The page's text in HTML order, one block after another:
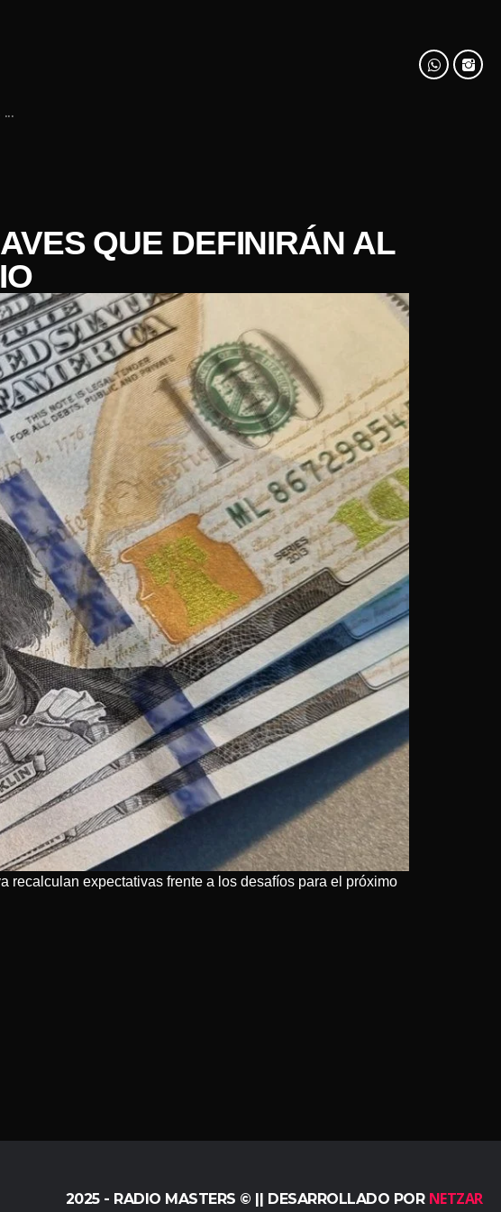
...
QUE DEFINIRÁN AL
recalculan expectativas frente a los desafíos para el próximo
2025 - RADIO MASTERS © || DESARROLLADO POR NETZAR